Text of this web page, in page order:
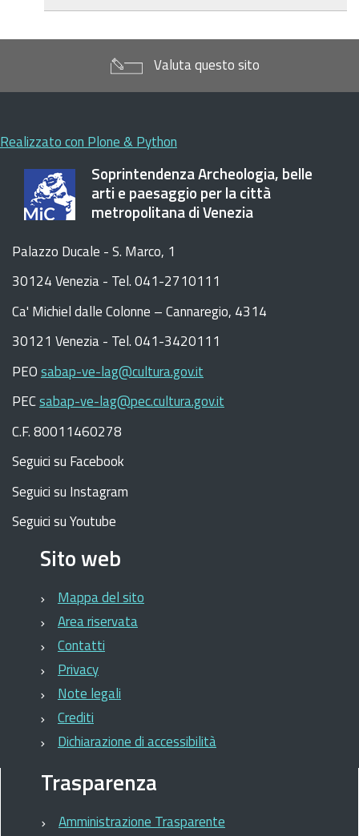
Valuta questo sito
Realizzato con Plone & Python
Soprintendenza Archeologia, belle
arti e paesaggio per la città
metropolitana di Venezia
Palazzo Ducale - S. Marco, 1
30124 Venezia - Tel. 041-2710111
Ca' Michiel dalle Colonne – Cannaregio, 4314
30121 Venezia - Tel. 041-3420111
PEOsabap-ve-lag@cultura.gov.it
PECsabap-ve-lag@pec.cultura.gov.it
C.F. 80011460278
Seguici su Facebook
Seguici su Instagram
Seguici su Youtube
Sito web
Mappa del sito
Area riservata
Contatti
Privacy
Note legali
Crediti
Dichiarazione di accessibilità
Trasparenza
Amministrazione Trasparente